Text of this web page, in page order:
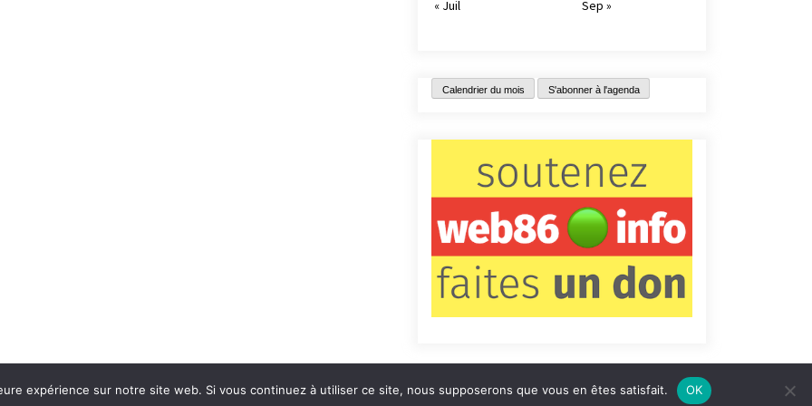
« Juil
Sep »
Calendrier du mois S'abonner à l'agenda
Contact Qui sommes-nous ? Informations légales
expérience sur notre site web. Si vous continuez à utiliser ce site, nous supposerons que vous en êtes satisfait. OK